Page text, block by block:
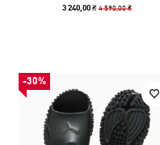
3 240,00 ₴4 590,00 ₴
-30%